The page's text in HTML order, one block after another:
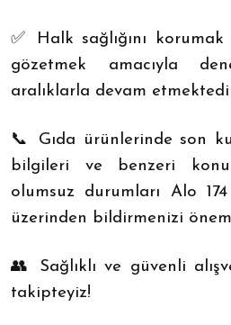
✅ Halk sağlığını
gözetmek amacıyla
aralıklarla devam
📞 Gıda ürünlerinde son
bilgileri ve benzeri
olumsuz durumları Alo
üzerinden bildirmenizi
👥 Sağlıklı ve güvenli
takipteyiz!